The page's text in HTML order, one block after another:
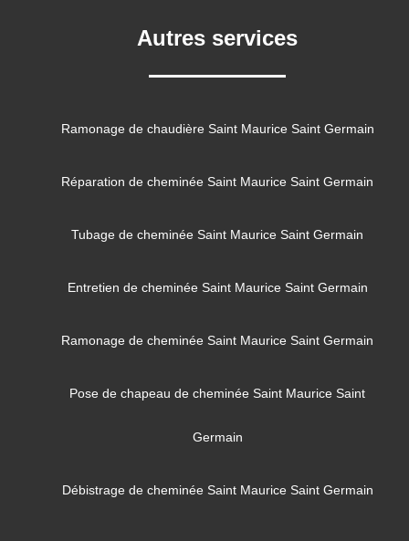
Autres services
Ramonage de chaudière Saint Maurice Saint Germain
Réparation de cheminée Saint Maurice Saint Germain
Tubage de cheminée Saint Maurice Saint Germain
Entretien de cheminée Saint Maurice Saint Germain
Ramonage de cheminée Saint Maurice Saint Germain
Pose de chapeau de cheminée Saint Maurice Saint
Germain
Débistrage de cheminée Saint Maurice Saint Germain